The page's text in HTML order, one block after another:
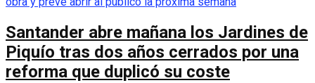
Santander abre mañana los Jardines de
Piquío tras dos años cerrados por una
reforma que duplicó su coste